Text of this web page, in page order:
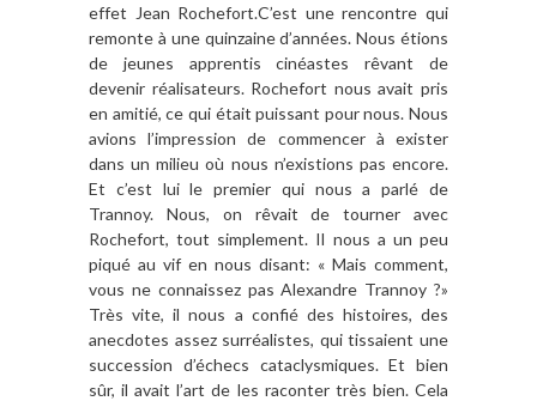
effet Jean Rochefort.C’est une rencontre qui
remonte à une quinzaine d’années. Nous étions
de jeunes apprentis cinéastes rêvant de
devenir réalisateurs. Rochefort nous avait pris
en amitié, ce qui était puissant pour nous. Nous
avions l’impression de commencer à exister
dans un milieu où nous n’existions pas encore.
Et c’est lui le premier qui nous a parlé de
Trannoy. Nous, on rêvait de tourner avec
Rochefort, tout simplement. Il nous a un peu
piqué au vif en nous disant: « Mais comment,
vous ne connaissez pas Alexandre Trannoy ?»
Très vite, il nous a confié des histoires, des
anecdotes assez surréalistes, qui tissaient une
succession d’échecs cataclysmiques. Et bien
sûr, il avait l’art de les raconter très bien. Cela